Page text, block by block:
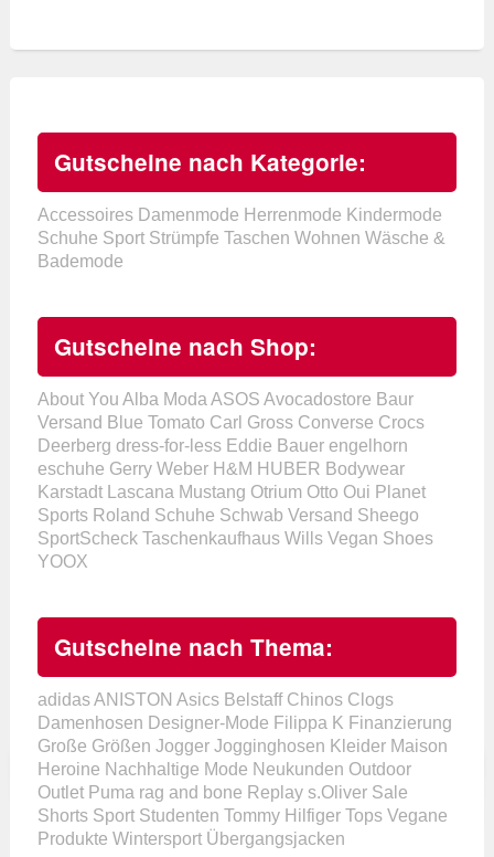
Gutscheine nach Kategorie:
Accessoires Damenmode Herrenmode Kindermode
Schuhe Sport Strümpfe Taschen Wohnen Wäsche &
Bademode
Gutscheine nach Shop:
About You Alba Moda ASOS Avocadostore Baur
Versand Blue Tomato Carl Gross Converse Crocs
Deerberg dress-for-less Eddie Bauer engelhorn
eschuhe Gerry Weber H&M HUBER Bodywear
Karstadt
Lascana Mustang Otrium Otto Oui Planet
Sports Roland Schuhe Schwab Versand Sheego
SportScheck Taschenkaufhaus Wills Vegan Shoes
YOOX
Gutscheine nach Thema:
adidasANISTON Asics Belstaff Chinos Clogs
Damenhosen Designer-Mode Filippa K Finanzierung
Große Größen Jogger Jogginghosen Kleider Maison
Heroine Nachhaltige Mode Neukunden Outdoor
Outlet Puma rag and bone Replay s.Oliver Sale
Shorts Sport Studenten Tommy Hilfiger Tops Vegane
Produkte Wintersport Übergangsjacken